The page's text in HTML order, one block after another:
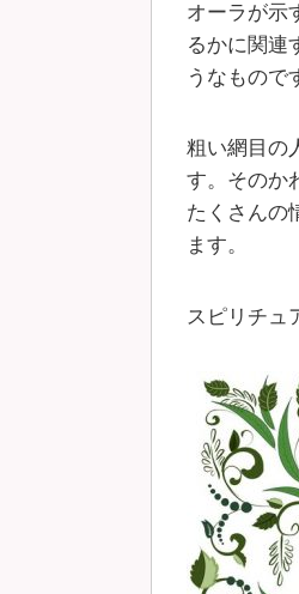
オーラが示
るかに関連
うなもので
粗い網目の
す。そのか
たくさんの
ます。
スピリチュ